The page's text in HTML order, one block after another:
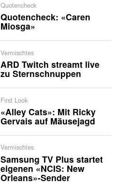
Quotencheck
Quotencheck: «Caren
Miosga»
Vermischtes
ARD Twitch streamt live
zu Sternschnuppen
First Look
«Alley Cats»: Mit Ricky
Gervais auf Mäusejagd
Vermischtes
Samsung TV Plus startet
eigenen «NCIS: New
Orleans»-Sender